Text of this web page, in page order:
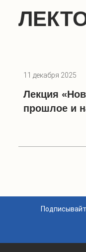
11 декабря 2025
Лекция
прошлое и